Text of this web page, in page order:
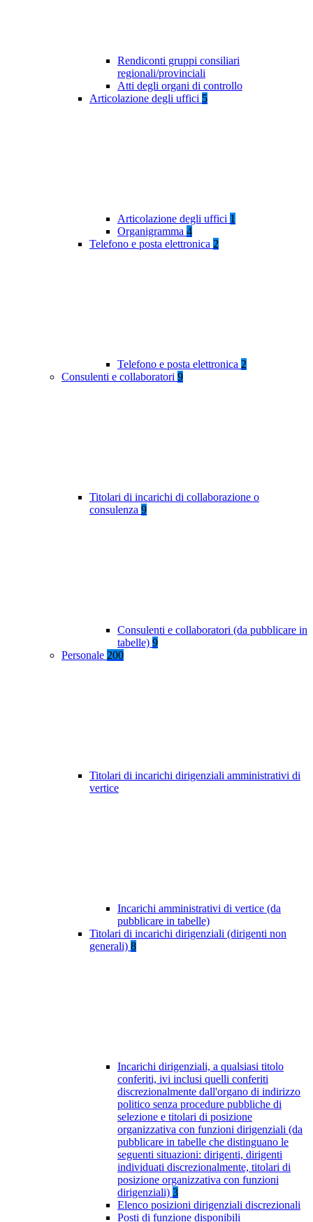
Rendiconti gruppi consiliari
regionali/provinciali
Atti degli organi di controllo
Articolazione degli uffici 5
Articolazione degli uffici 1
Organigramma 4
Telefono e posta elettronica 2
Telefono e posta elettronica 2
Consulenti e collaboratori 9
Titolari di incarichi di collaborazione o
consulenza 9
Consulenti e collaboratori (da pubblicare in
tabelle) 9
Personale 200
Titolari di incarichi dirigenziali amministrativi di
vertice
Incarichi amministrativi di vertice (da
pubblicare in tabelle)
Titolari di incarichi dirigenziali (dirigenti non
generali) 8
Incarichi dirigenziali, a qualsiasi titolo
conferiti, ivi inclusi quelli conferiti
discrezionalmente dall'organo di indirizzo
politico senza procedure pubbliche di
selezione e titolari di posizione
organizzativa con funzioni dirigenziali (da
pubblicare in tabelle che distinguano le
seguenti situazioni: dirigenti, dirigenti
individuati discrezionalmente, titolari di
posizione organizzativa con funzioni
dirigenziali) 3
Elenco posizioni dirigenziali discrezionali
Posti di funzione disponibili